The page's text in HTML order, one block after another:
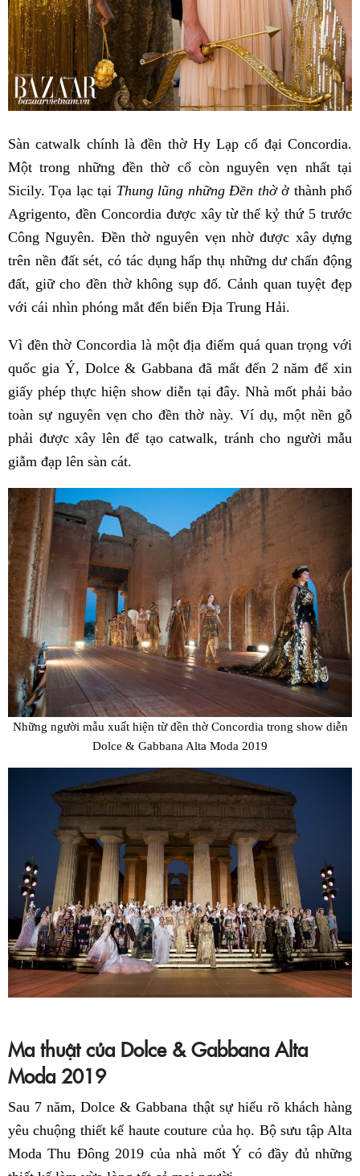
Sàn catwalk chính là đền thờ Hy Lạp cổ đại Concordia.
Một trong những đền thờ cổ còn nguyên vẹn nhất tại
Sicily. Tọa lạc tại Thung lũng những Đền thờở thành phố
Agrigento, đền Concordia được xây từ thế kỷ thứ 5 trước
Công Nguyên. Đền thờ nguyên vẹn nhờ được xây dựng
trên nền đất sét, có tác dụng hấp thụ những dư chấn động
đất, giữ cho đền thờ không sụp đổ. Cảnh quan tuyệt đẹp
với cái nhìn phóng mắt đến biển Địa Trung Hải.
Vì đền thờ Concordia là một địa điểm quá quan trọng với
quốc gia Ý, Dolce & Gabbana đã mất đến 2 năm để xin
giấy phép thực hiện show diễn tại đây. Nhà mốt phải bảo
toàn sự nguyên vẹn cho đền thờ này. Ví dụ, một nền gỗ
phải được xây lên để tạo catwalk, tránh cho người mẫu
giẫm đạp lên sàn cát.
Những người mẫu xuất hiện từ đền thờ Concordia trong show diễn
Dolce & Gabbana Alta Moda 2019
Ma thuật của Dolce & Gabbana Alta
Moda 2019
Sau 7 năm, Dolce & Gabbana thật sự hiểu rõ khách hàng
yêu chuộng thiết kế haute couture của họ. Bộ sưu tập Alta
Moda Thu Đông 2019 của nhà mốt Ý có đầy đủ những